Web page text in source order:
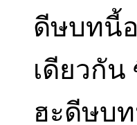
ดีษบทนี้
เดียวกั
ฮะดีษบ